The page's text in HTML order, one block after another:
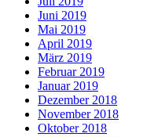
Juni 2019
Mai 2019
April 2019
März 2019
Februar 2019
Januar 2019
Dezember 2018
November 2018
Oktober 2018